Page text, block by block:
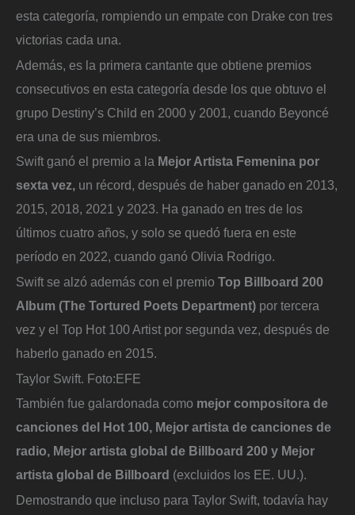
esta categoría, rompiendo un empate con Drake con tres
victorias cada una.
Además, es la primera cantante que obtiene premios
consecutivos en esta categoría desde los que obtuvo el
grupo Destiny’s Child en 2000 y 2001, cuando Beyoncé
era una de sus miembros.
Swift ganó el premio a la Mejor Artista Femenina por
sexta vez, un récord, después de haber ganado en 2013,
2015, 2018, 2021 y 2023. Ha ganado en tres de los
últimos cuatro años, y solo se quedó fuera en este
período en 2022, cuando ganó Olivia Rodrigo.
Swift se alzó además con el premio Top Billboard 200
Album (The Tortured Poets Department) por tercera
vez y el Top Hot 100 Artist por segunda vez, después de
haberlo ganado en 2015.
Taylor Swift. Foto:EFE
También fue galardonada como mejor compositora de
canciones del Hot 100, Mejor artista de canciones de
radio, Mejor artista global de Billboard 200 y Mejor
artista global de Billboard (excluidos los EE. UU.).
Demostrando que incluso para Taylor Swift, todavía hay